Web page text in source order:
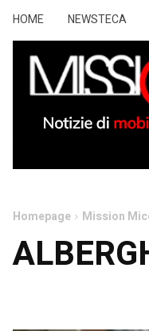
HOME NEWSTECA
Homepage Mission